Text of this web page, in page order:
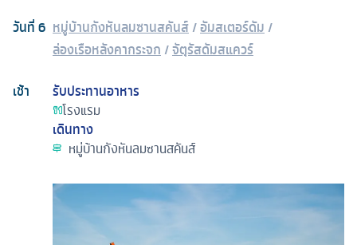
วันที่6 หมู่บ้านกังหันลมซานสคันส์/อัมสเตอร์ดัม /
ล่องเรือหลังคากระจก /จัตุรัสดัมสแควร์
เช้า
รับประทานอาหาร
โรงแรม
เดินทาง
หมู่บ้านกังหันลมซานสคันส์